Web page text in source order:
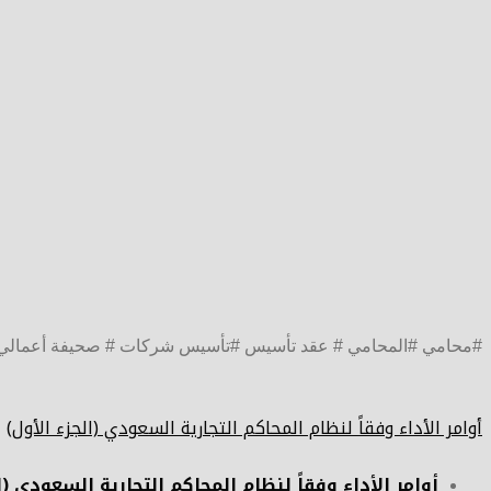
#محامي #المحامي # عقد تأسيس #تأسيس شركات # صحيفة
أوامر الأداء وفقاً لنظام المحاكم التجارية السعودي (الجزء الأول)